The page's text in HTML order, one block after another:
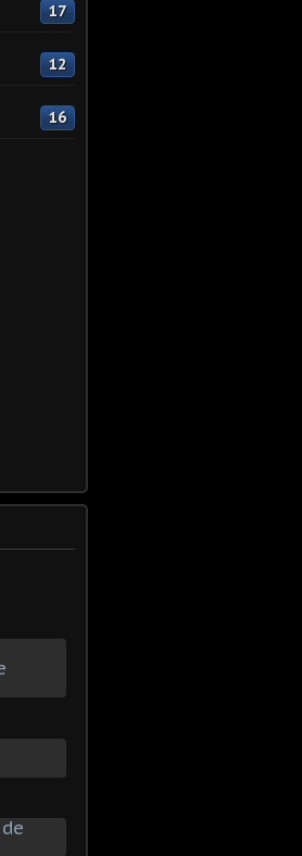
17
12
16